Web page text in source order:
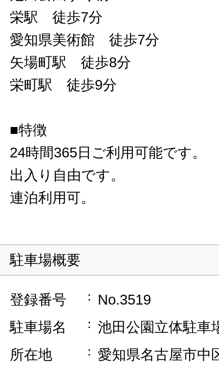
栄駅 徒歩7分
愛知県美術館 徒歩7分
矢場町駅 徒歩8分
栄町駅 徒歩9分
■特徴
24時間365日ご利用可能です。
出入り自由です。
連泊利用可。
駐車場概要
登録番号
No.3519
駐車場名
池田公園立体駐車
所在地
愛知県名古屋市中